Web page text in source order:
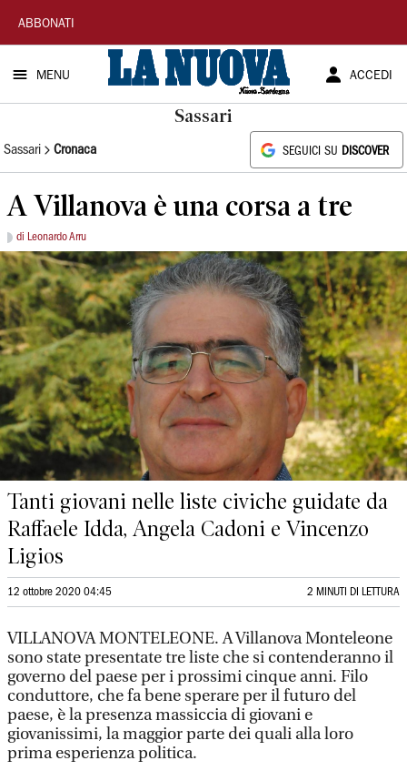
La
Nuova
Sardegna
ABBONATI
MENU ACCEDI
Sassari
Sassari Cronaca SEGUICI SU DISCOVER
A Villanova è una corsa a tre
di Leonardo Arru
Tanti giovani nelle liste civiche guidate da
Raffaele Idda, Angela Cadoni e Vincenzo
Ligios
12 ottobre 2020 04:45 2 MINUTI DI LETTURA
VILLANOVA MONTELEONE. A Villanova Monteleone
sono state presentate tre liste che si contenderanno il
governo del paese per i prossimi cinque anni. Filo
conduttore, che fa bene sperare per il futuro del
paese, è la presenza massiccia di giovani e
giovanissimi, la maggior parte dei quali alla loro
prima esperienza politica.